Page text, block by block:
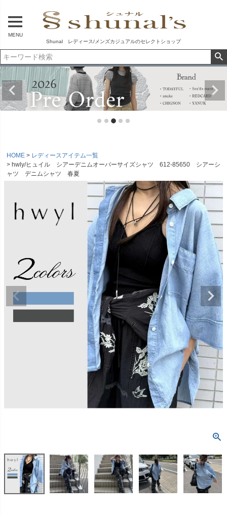
MENU
Shunal レディース/メンズカジュアルのセレクトショップ
HOME
レディースアイテム一覧
hwly/ヒュイル シアーデニムオーバーサイズシャツ 612-85650 シアーシ
ャツ デニムシャツ 春夏